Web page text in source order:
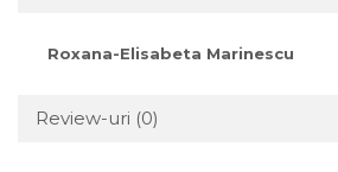
Roxana-Elisabeta Marinescu
Review-uri (0)